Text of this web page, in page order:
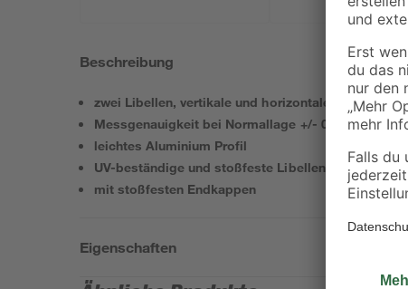
Beschreibung
zwei Libellen, vertikale und horizontale Ausrichtung
Messgenauigkeit bei Normallage +/- 0,5 mm/m
leichtes Aluminium Profil
UV-beständige und stoßfeste Libellen
mit stoßfesten Endkappen
Eigenschaften